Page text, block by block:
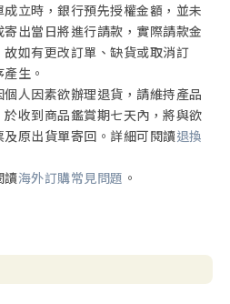
？
1870、1871 摘錄
綱
立時，銀行預先授權金額，並未
出當日將進行請款，實際請款金
如有更改訂單、缺貨或取消訂
生。
人因素欲辦理退貨，請維持產品
收到商品鑑賞期七天內，將與欲
原出貨單寄回。詳細可閱讀退換
讀海外訂購常見問題 。